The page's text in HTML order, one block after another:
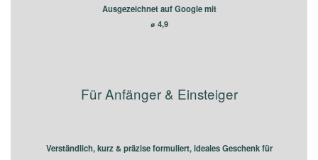
Ausgezeichnet auf Google mit
⌀ 4,9
Für Anfänger & Einsteiger
Verständlich, kurz & präzise formuliert, ideales Geschenk für